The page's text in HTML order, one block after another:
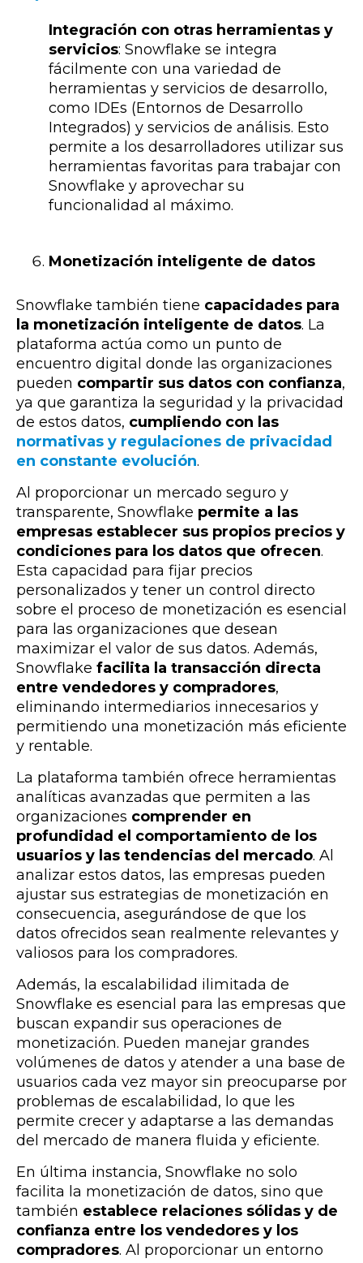
Integración con otras herramientas y
servicios: Snowflake se integra
fácilmente con una variedad de
herramientas y servicios de desarrollo,
como IDEs (Entornos de Desarrollo
Integrados) y servicios de análisis. Esto
permite a los desarrolladores utilizar sus
herramientas favoritas para trabajar con
Snowflake y aprovechar su
funcionalidad al máximo.
Monetización inteligente de datos
Snowflake también tiene capacidades para
la monetización inteligente de datos. La
plataforma actúa como un punto de
encuentro digital donde las organizaciones
pueden compartir sus datos con confianza,
ya que garantiza la seguridad y la privacidad
de estos datos, cumpliendo con las
normativas y regulaciones de privacidad
en constante evolución.
Al proporcionar un mercado seguro y
transparente, Snowflake permite a las
empresas establecer sus propios precios y
condiciones para los datos que ofrecen.
Esta capacidad para fijar precios
personalizados y tener un control directo
sobre el proceso de monetización es esencial
para las organizaciones que desean
maximizar el valor de sus datos. Además,
Snowflake facilita la transacción directa
entre vendedores y compradores,
eliminando intermediarios innecesarios y
permitiendo una monetización más eficiente
y rentable.
La plataforma también ofrece herramientas
analíticas avanzadas que permiten a las
organizaciones comprender en
profundidad el comportamiento de los
usuarios y las tendencias del mercado. Al
analizar estos datos, las empresas pueden
ajustar sus estrategias de monetización en
consecuencia, asegurándose de que los
datos ofrecidos sean realmente relevantes y
valiosos para los compradores.
Además, la escalabilidad ilimitada de
Snowflake es esencial para las empresas que
buscan expandir sus operaciones de
monetización. Pueden manejar grandes
volúmenes de datos y atender a una base de
usuarios cada vez mayor sin preocuparse por
problemas de escalabilidad, lo que les
permite crecer y adaptarse a las demandas
del mercado de manera fluida y eficiente.
En última instancia, Snowflake no solo
facilita la monetización de datos, sino que
también establece relaciones sólidas y de
confianza entre los vendedores y los
compradores. Al proporcionar un entorno